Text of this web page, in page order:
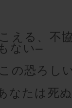
える、不
ない―
の恐ろし
なたは死